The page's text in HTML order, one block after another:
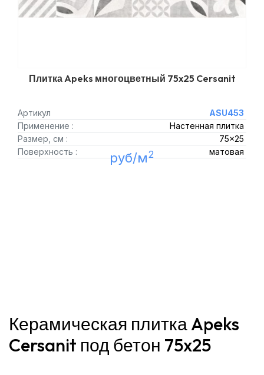
Плитка Apeks многоцветный 75x25 Cersanit
Артикул
ASU453
Применение :
Настенная плитка
Размер, см :
75x25
Поверхность :
матовая
руб/м2
Керамическая плитка Apeks
Cersanit под бетон 75x25